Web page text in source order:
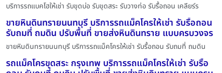
บริการรถแบคโฮให้เช่า รับขุดบ่อ รับขุดสระ รับวางท่อ รับรื้อถอน เคลียร์ร
ขายหินดินทรายนนทบุรี บริการรถแม็คโครให้เช่า รับรื้อถอน
รับถมที่ ถมดิน ปรับพื้นที่ ขายส่งหินดินทราย แบบครบวงจร
ขายหินดินทรายนนทบุรี บริการรถแม็คโครให้เช่า รับรื้อถอน รับถมที่ ถมดิน
รถแม็คโครขุดสระ กรุงเทพ บริการรถแม็คโครให้เช่า รับรื้อ